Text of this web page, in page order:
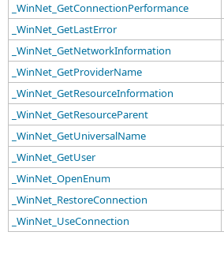
_WinNet_GetConnectionPerformance
_WinNet_GetLastError
_WinNet_GetNetworkInformation
_WinNet_GetProviderName
_WinNet_GetResourceInformation
_WinNet_GetResourceParent
_WinNet_GetUniversalName
_WinNet_GetUser
_WinNet_OpenEnum
_WinNet_RestoreConnection
_WinNet_UseConnection